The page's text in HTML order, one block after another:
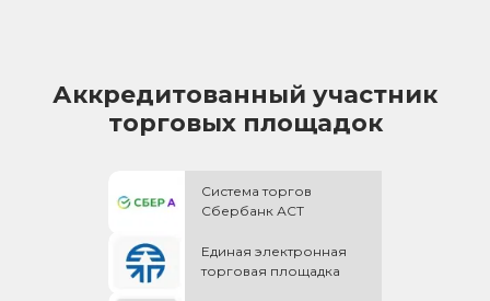
Аккредитованный участник
торговых площадок
Система торгов
Сбербанк АСТ
Единая электронная
торговая площадка